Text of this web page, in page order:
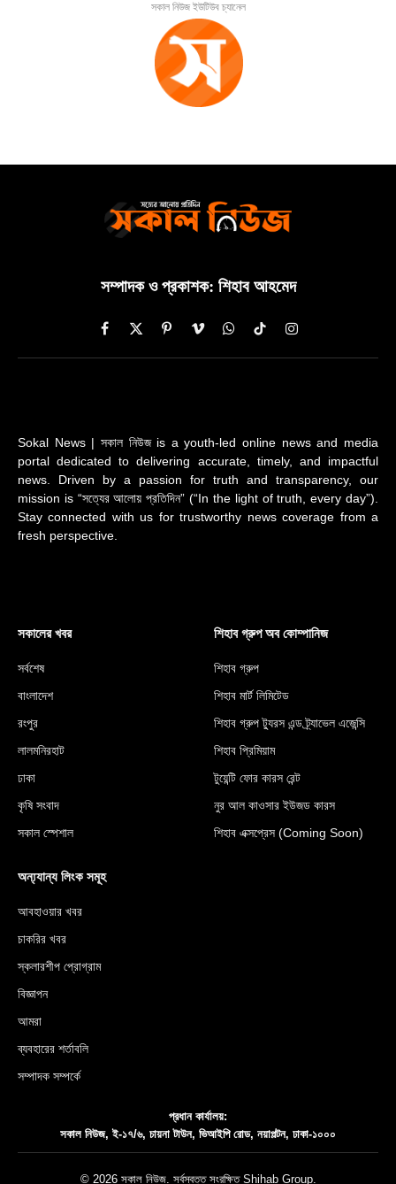
সকাল নিউজ ইউটিউব চ্যানেল
সম্পাদক ও প্রকাশক: শিহাব আহমেদ
Facebook
X
(Twitter)
PinterestVimeoWhatsAppTikTokInstagram
Sokal News | সকাল নিউজ is a youth-led online news and media
portal dedicated to delivering accurate, timely, and impactful
news. Driven by a passion for truth and transparency, our
mission is “সত্যের আলোয় প্রতিদিন” (“In the light of truth, every day”).
Stay connected with us for trustworthy news coverage from a
fresh perspective.
সকালের খবর
সর্বশেষ
বাংলাদেশ
রংপুর
লালমনিরহাট
ঢাকা
কৃষি সংবাদ
সকাল স্পেশাল
শিহাব গ্রুপ অব কোম্পানিজ
শিহাব গ্রুপ
শিহাব মার্ট লিমিটেড
শিহাব গ্রুপ ট্যুরস এন্ড ট্র্যাভেল এজেন্সি
শিহাব প্রিমিয়াম
টুয়েন্টি ফোর কারস রেন্ট
নুর আল কাওসার ইউজড কারস
শিহাব এক্সপ্রেস (Coming Soon)
অন্য্যান্য লিংক সমূহ
আবহাওয়ার খবর
চাকরির খবর
স্কলারশীপ প্রোগ্রাম
বিজ্ঞাপন
আমরা
ব্যবহারের শর্তাবলি
সম্পাদক সম্পর্কে
প্রধান কার্যালয়:
সকাল নিউজ, ই-১৭/৬, চায়না টাউন, ভিআইপি রোড, নয়াপল্টন, ঢাকা-১০০০
© 2026 সকাল নিউজ. সর্বস্বত্ত সংরক্ষিত Shihab Group.